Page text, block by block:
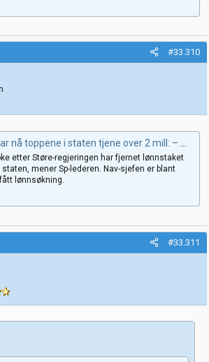
#33.310
toppene i staten tjene over 2 mill: – Uklokt
etter Støre-regjeringen har fjernet lønnstaket
mener Sp-lederen. Nav-sjefen er blant
lønnsøkning.
#33.311